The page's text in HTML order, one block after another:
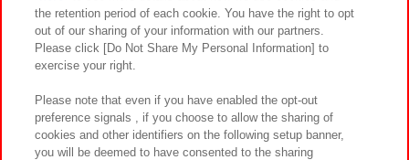
関連会社 サステナビリティ サイトポリシー
プライバシーポリシー ウェブアクセシビリティ方針と検証結果
お取引先さまとともに
カスタマーハラスメント対応方針 よくあるご質問・お問い合わせ
the retention period of each cookie. You have the right to opt
out of our sharing of your information with our partners.
Please click [Do Not Share My Personal Information] to
exercise your right.
Please note that even if you have enabled the opt-out
preference signals , if you choose to allow the sharing of
cookies and other identifiers on the following setup banner,
you will be deemed to have consented to the sharing